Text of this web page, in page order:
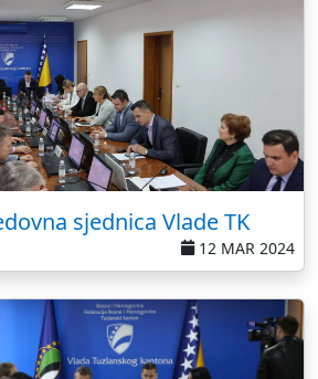
sjednica Vlade TK
12 MAR 2024